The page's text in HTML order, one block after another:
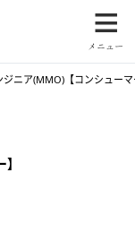
ジニア(MMO)【コンシュー